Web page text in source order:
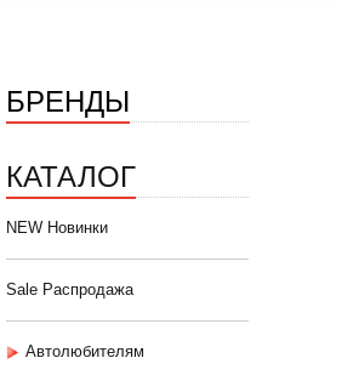
БРЕНДЫ
КАТАЛОГ
NEW Новинки
Sale Распродажа
Автолюбителям